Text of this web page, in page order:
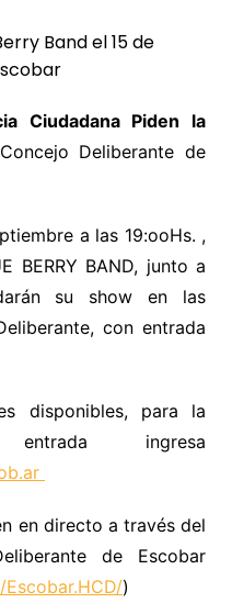
Ciudadana Piden la
Deliberante de
a las 19:ooHs. ,
BERRY BAND, junto a
su show en las
con entrada
disponibles, para la
ingresa
en directo a través del
de Escobar
)